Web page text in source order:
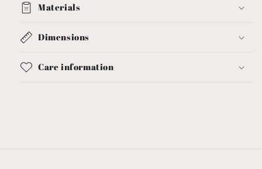
Materials
Dimensions
Care information